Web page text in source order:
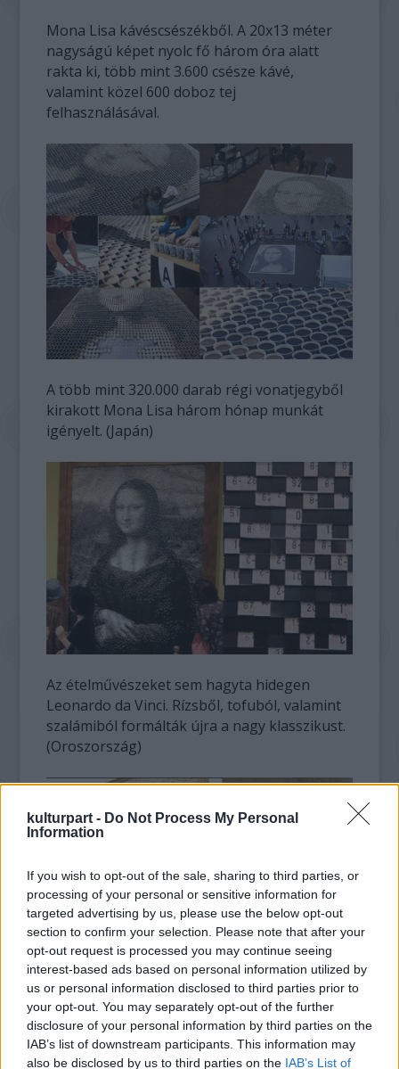
kulturpart - Do Not Process My Personal
Information
If you wish to opt-out of the sale, sharing to third parties, or
processing of your personal or sensitive information for
targeted advertising by us, please use the below opt-out
section to confirm your selection. Please note that after your
opt-out request is processed you may continue seeing
interest-based ads based on personal information utilized by
us or personal information disclosed to third parties prior to
your opt-out. You may separately opt-out of the further
disclosure of your personal information by third parties on the
IAB’s list of downstream participants. This information may
also be disclosed by us to third parties on the IAB’s List of
Mona Lisa kávéscsészékből. A 20x13 méter
nagyságú képet nyolc fő három óra alatt
rakta ki, több mint 3.600 csésze kávé,
valamint közel 600 doboz tej
felhasználásával.
A több mint 320.000 darab régi vonatjegyből
kirakott Mona Lisa három hónap munkát
igényelt. (Japán)
Az ételművészeket sem hagyta hidegen
Leonardo da Vinci. Rízsből, tofuból, valamint
szalámiból formálták újra a nagy klasszikust.
(Oroszország)
A Red Bull még Mona Lisának is szárnyakat
adott. 1997 óta a vállalat számos versenyt
tart különböző városokban, melyekre az
energiaital dobozából készített